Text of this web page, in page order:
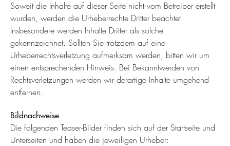
Soweit die Inhalte auf dieser Seite nicht vom Betreiber erstellt
wurden, werden die Urheberrechte Dritter beachtet.
Insbesondere werden Inhalte Dritter als solche
gekennzeichnet. Sollten Sie trotzdem auf eine
Urheberrechtsverletzung aufmerksam werden, bitten wir um
einen entsprechenden Hinweis. Bei Bekanntwerden von
Rechtsverletzungen werden wir derartige Inhalte umgehend
entfernen.
Bildnachweise
Die folgenden Teaser-Bilder finden sich auf der Startseite und
Unterseiten und haben die jeweiligen Urheber: